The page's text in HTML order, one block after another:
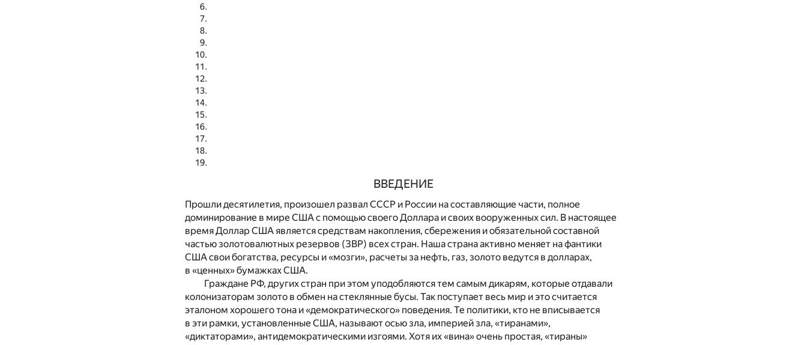
ВВЕДЕНИЕ
Прошли десятилетия, произошел развал СССР и России на составляющие части, полное
доминирование в мире США с помощью своего Доллара и своих вооруженных сил. В настоящее
время Доллар США является средствам накопления, сбережения и обязательной составной
частью золотовалютных резервов (ЗВР) всех стран. Наша страна активно меняет на фантики
США свои богатства, ресурсы и «мозги», расчеты за нефть, газ, золото ведутся в долларах,
в «ценных» бумажках США.
Граждане РФ, других стран при этом уподобляются тем самым дикарям, которые отдавали
колонизаторам золото в обмен на стеклянные бусы. Так поступает весь мир и это считается
эталоном хорошего тона и «демократического» поведения. Те политики, кто не вписывается
в эти рамки, установленные США, называют осью зла, империей зла, «тиранами»,
«диктаторами», антидемократическими изгоями. Хотя их «вина» очень простая, «тираны»